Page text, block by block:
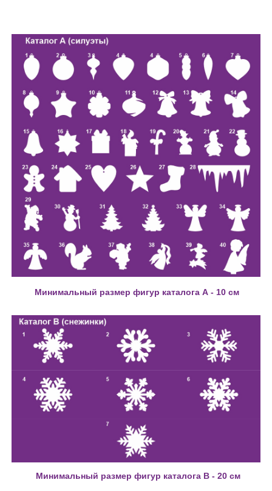
Минимальный размер фигур каталога А - 10 см
Минимальный размер фигур каталога В - 20 см